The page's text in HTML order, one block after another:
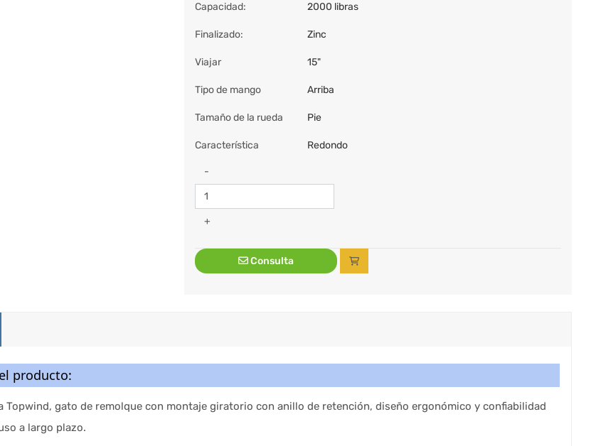
Capacidad: 2000 libras
Finalizado: Zinc
Viajar 15"
Tipo de mango Arriba
Tamaño de la rueda Pie
Característica Redondo
-
+
Consulta
producto:
Topwind, gato de remolque con montaje giratorio con anillo de retención, diseño ergonómico y confiabilidad
a largo plazo.